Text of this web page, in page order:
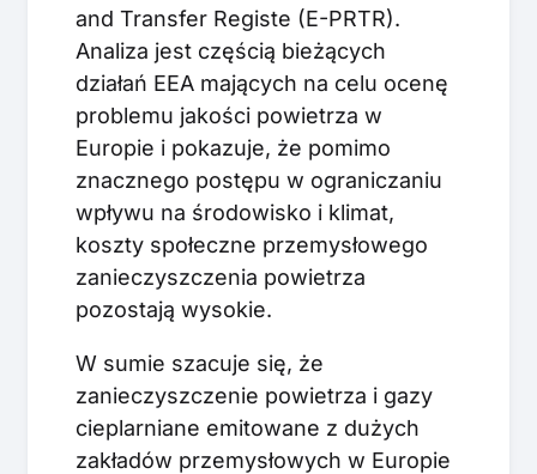
and Transfer Registe (E-PRTR).
Analiza jest częścią bieżących
działań EEA mających na celu ocenę
problemu jakości powietrza w
Europie i pokazuje, że pomimo
znacznego postępu w ograniczaniu
wpływu na środowisko i klimat,
koszty społeczne przemysłowego
zanieczyszczenia powietrza
pozostają wysokie.
W sumie szacuje się, że
zanieczyszczenie powietrza i gazy
cieplarniane emitowane z dużych
zakładów przemysłowych w Europie